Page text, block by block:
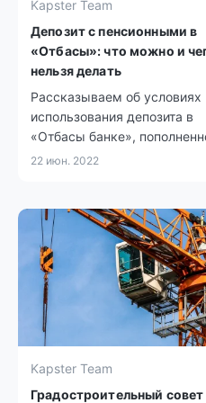
Kapster Team
Депозит с пенсионными в
«Отбасы»: что можно и
нельзя делать
Рассказываем об условиях
использования депозита в
«Отбасы банке»,
пенсионными
22 июн. 2022
Kapster Team
Градостроительный совет